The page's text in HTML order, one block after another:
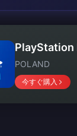
PlayStation
POLAND
今すぐ購入